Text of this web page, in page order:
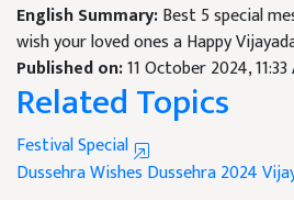
English Summary:Best 5 special
wish your loved ones a Happy
Published on:11 October 2024,
Related Topics
Festival Special
Dussehra Wishes Dussehra 2024